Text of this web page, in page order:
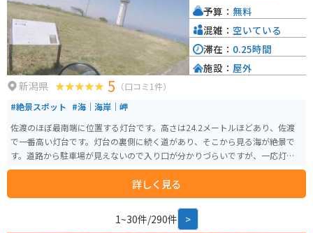
新潟県 5 （口コミ1件）
#絶景スポット #海｜海岸｜岬
佐渡のほぼ最南端に位置する灯台です。高さは24.2メートルほどあり、佐渡
で一番高い灯台です。灯台の裏側に続く道があり、そこから見る海が絶景で
す。道路から駐車場が見えないので入り口が分かりづらいですが、一応灯台
の目の前までバイクで行けます。
詳しく見る
予算： 無料
混雑： 空いている
滞在： 0.25時間
施設： 屋外
1~30件/290件 >